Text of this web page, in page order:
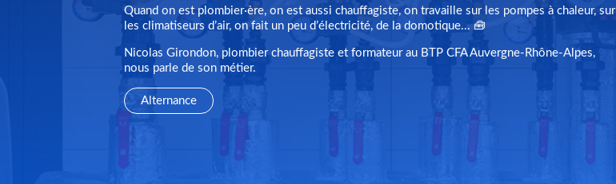
Quand on est plombier·ère, on est aussi chauffagiste, on travaille sur les pompes à chaleur, sur
les climatiseurs d’air, on fait un peu d’électricité, de la domotique... 🧰
Nicolas Girondon, plombier chauffagiste et formateur au BTP CFA Auvergne-Rhône-Alpes,
nous parle de son métier.
Alternance